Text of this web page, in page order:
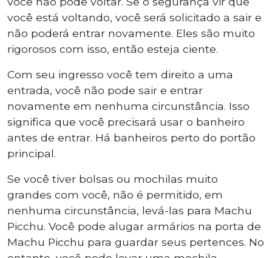
você está voltando, você será solicitado a sair e
não poderá entrar novamente. Eles são muito
rigorosos com isso, então esteja ciente.
Com seu ingresso você tem direito a uma
entrada, você não pode sair e entrar
novamente em nenhuma circunstância. Isso
significa que você precisará usar o banheiro
antes de entrar. Há banheiros perto do portão
principal.
Se você tiver bolsas ou mochilas muito
grandes com você, não é permitido, em
nenhuma circunstância, levá-las para Machu
Picchu. Você pode alugar armários na porta de
Machu Picchu para guardar seus pertences. No